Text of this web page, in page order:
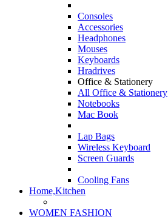
Consoles
Accessories
Headphones
Mouses
Keyboards
Hradrives
Office & Stationery
All Office & Stationery
Notebooks
Mac Book
Lap Bags
Wireless Keyboard
Screen Guards
Cooling Fans
Home,Kitchen
WOMEN FASHION